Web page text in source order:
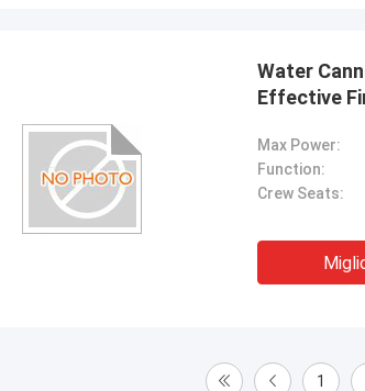
Water
Effective
Max Power:
Function:
Crew Seats:
1